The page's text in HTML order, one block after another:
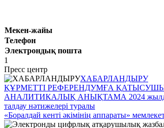
Мекен-жайы
Телефон
Электрондық пошта
1
Пресс центр
ХАБАРЛАНДЫРУ
ҚҰРМЕТТІ РЕФЕРЕНДУМҒА
АНАЛИТИКАЛЫҚ АНЫҚТАМА 2024 жылдың
талдау нәтижелері туралы
«Боралдай кенті әкімінің аппараты»